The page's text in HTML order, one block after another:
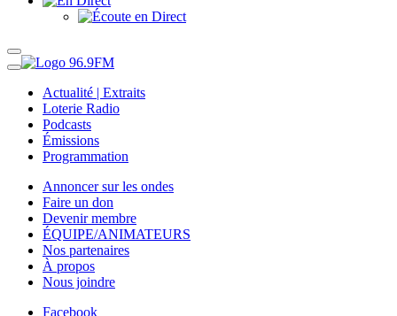
Actualité | Extraits
Loterie Radio
Podcasts
Émissions
Programmation
Annoncer sur les ondes
Faire un don
Devenir membre
ÉQUIPE/ANIMATEURS
Nos partenaires
À propos
Nous joindre
Facebook